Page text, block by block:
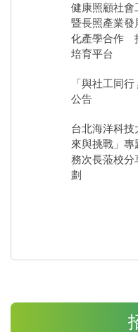
健康照顧社會
暨長照產業發
化產學合作
培育平台
「與社工同
公告
台北海洋科技
來與挑戰」專
務次長蒞校分
劃